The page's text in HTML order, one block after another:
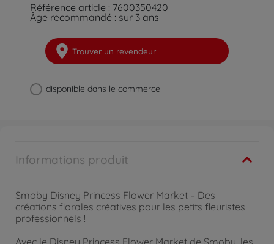
Référence article : 7600350420
Âge recommandé : sur 3 ans
Trouver un revendeur
disponible dans le commerce
Informations produit
Smoby Disney Princess Flower Market – Des
créations florales créatives pour les petits fleuristes
professionnels !